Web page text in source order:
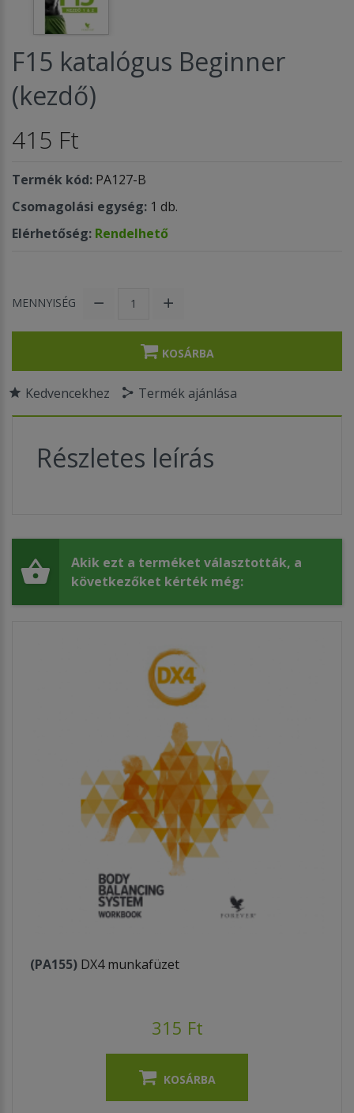
F15 katalógus Beginner
(kezdő)
415 Ft
Termék kód: PA127-B
Csomagolási egység: 1 db.
Elérhetőség: Rendelhető
MENNYISÉG
KOSÁRBA
Kedvencekhez Termék ajánlása
Részletes leírás
Akik ezt a terméket választották, a
következőket kérték még:
(PA155) DX4 munkafüzet
315 Ft
KOSÁRBA